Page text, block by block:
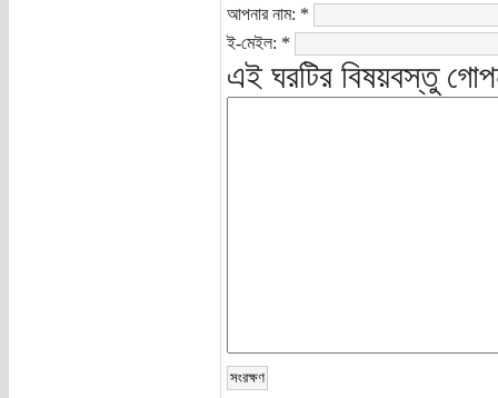
আপনার নাম: *
ই-মেইল: *
এই ঘরটির বিষয়বস্তু